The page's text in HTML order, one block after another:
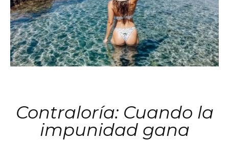
Contraloría: Cuando la
impunidad gana